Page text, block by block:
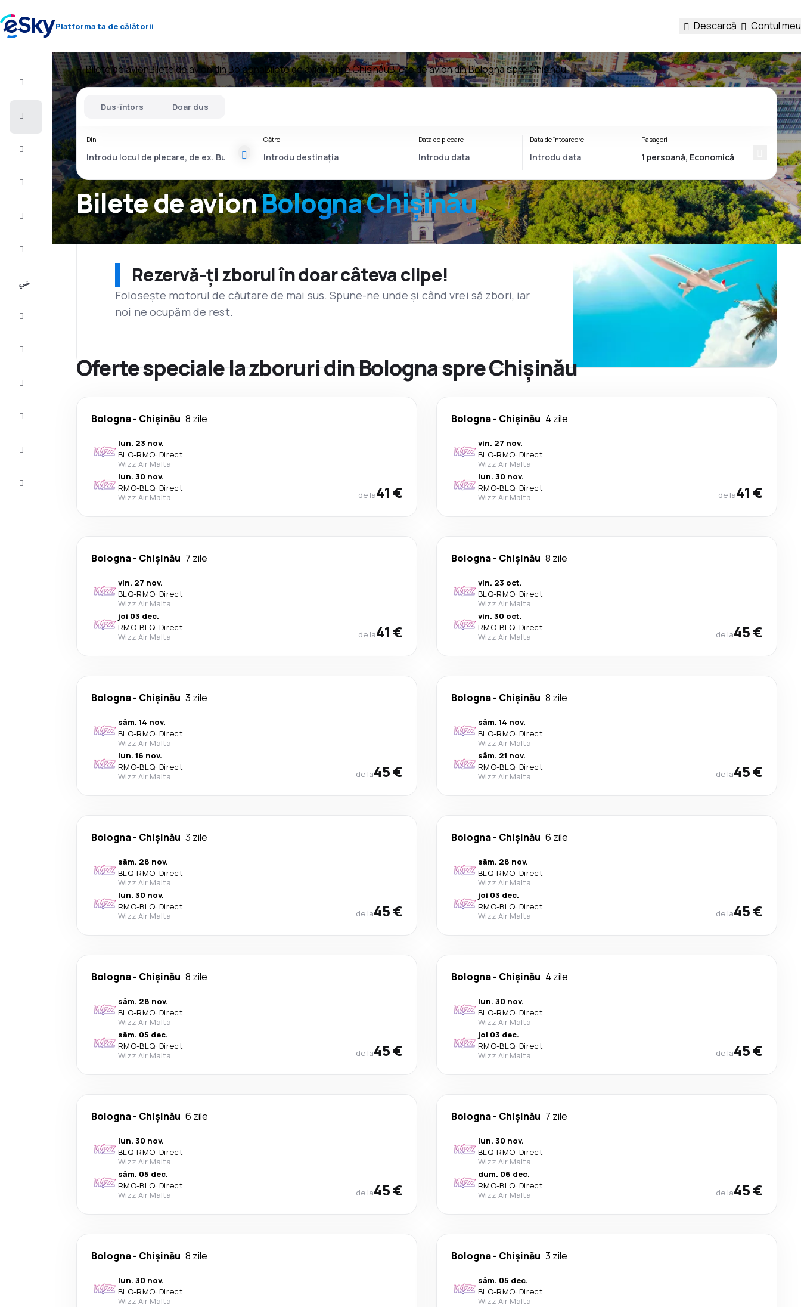
Platforma ta de călătorii Descarcă Contul meu
Zbor+Hotel
Vacanţe
Bilete de avionBilete de avion din Bologna Bilete de avion spre ChișinăuBilete de avion din Bologna spre Chișinău
Bilete de avionBologna Chișinău
Dus-întors Doar dus
Din Către Data de plecare Data de întoarcere Pasageri
Rezervă-ți zborul în doar câteva clipe!
Folosește motorul de căutare de mai sus. Spune-ne unde și când vrei să zbori, iar
noi ne ocupăm de rest.
Oferte speciale la zboruri din Bologna spre Chișinău
Bologna- Chișinău 8 zile
lun. 23 nov.
BLQ-RMO· Direct
Wizz Air Malta
lun. 30 nov.
RMO-BLQ· Direct
Wizz Air Malta
de la41 €
Bologna- Chișinău 4 zile
vin. 27 nov.
BLQ-RMO· Direct
Wizz Air Malta
lun. 30 nov.
RMO-BLQ· Direct
Wizz Air Malta
de la41 €
Bologna- Chișinău 7 zile
vin. 27 nov.
BLQ-RMO· Direct
Wizz Air Malta
joi 03 dec.
RMO-BLQ· Direct
Wizz Air Malta
de la41 €
Bologna- Chișinău 8 zile
vin. 23 oct.
BLQ-RMO· Direct
Wizz Air Malta
vin. 30 oct.
RMO-BLQ· Direct
Wizz Air Malta
de la45 €
Bologna- Chișinău 3 zile
sâm. 14 nov.
BLQ-RMO· Direct
Wizz Air Malta
lun. 16 nov.
RMO-BLQ· Direct
Wizz Air Malta
de la45 €
Bologna- Chișinău 8 zile
sâm. 14 nov.
BLQ-RMO· Direct
Wizz Air Malta
sâm. 21 nov.
RMO-BLQ· Direct
Wizz Air Malta
de la45 €
Bologna- Chișinău 3 zile
sâm. 28 nov.
BLQ-RMO· Direct
Wizz Air Malta
lun. 30 nov.
RMO-BLQ· Direct
Wizz Air Malta
de la45 €
Bologna- Chișinău 6 zile
sâm. 28 nov.
BLQ-RMO· Direct
Wizz Air Malta
joi 03 dec.
RMO-BLQ· Direct
Wizz Air Malta
de la45 €
Bologna- Chișinău 8 zile
sâm. 28 nov.
BLQ-RMO· Direct
Wizz Air Malta
sâm. 05 dec.
RMO-BLQ· Direct
Wizz Air Malta
de la45 €
Bologna- Chișinău 4 zile
lun. 30 nov.
BLQ-RMO· Direct
Wizz Air Malta
joi 03 dec.
RMO-BLQ· Direct
Wizz Air Malta
de la45 €
Bologna- Chișinău 6 zile
lun. 30 nov.
BLQ-RMO· Direct
Wizz Air Malta
sâm. 05 dec.
RMO-BLQ· Direct
Wizz Air Malta
de la45 €
Bologna- Chișinău 7 zile
lun. 30 nov.
BLQ-RMO· Direct
Wizz Air Malta
dum. 06 dec.
RMO-BLQ· Direct
Wizz Air Malta
de la45 €
Bologna- Chișinău 8 zile
lun. 30 nov.
BLQ-RMO· Direct
Wizz Air Malta
Bologna- Chișinău 3 zile
sâm. 05 dec.
BLQ-RMO· Direct
Wizz Air Malta